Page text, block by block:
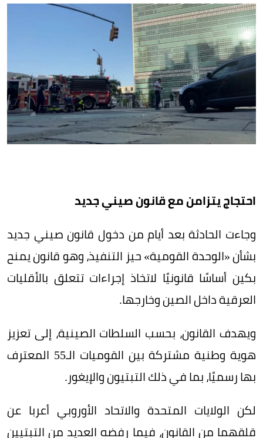
احتجاج يتزامن مع قانون صيني جديد
وجاءت الحادثة بعد أيام من دخول قانون صيني جديد
بشأن «الوحدة القومية» حيز التنفيذ، وهو قانون يمنح
بكين أساسًا قانونيًا لاتخاذ إجراءات تتعلق بالأقليات
العرقية داخل الصين وخارجها.
ويهدف القانون، بحسب السلطات الصينية، إلى تعزيز
هوية وطنية مشتركة بين القوميات الـ55 المعترف
بها رسميًا، بما في ذلك التبتيون والإيغور.
لكن الولايات المتحدة والاتحاد الأوروبي أعربا عن
قلقهما من القانون، فيما رفضه العديد من التبتيين